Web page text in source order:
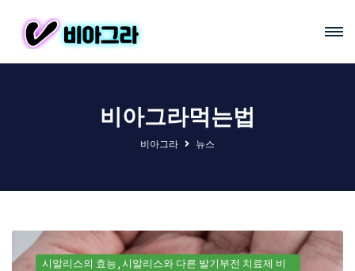
비아그라먹는법
비아그라 뉴스
시알리스의 효능 시알리스와 다른 발기부전 치료제 비